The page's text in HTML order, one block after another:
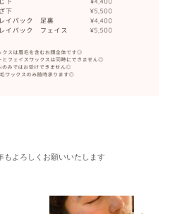
もよろしくお願いいたします